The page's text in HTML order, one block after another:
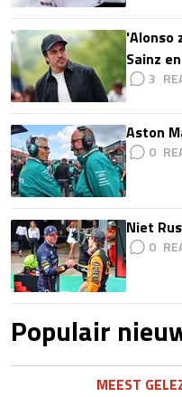
'Alonso
Sainz
3
Aston
0
Niet
0
Populair
MEEST